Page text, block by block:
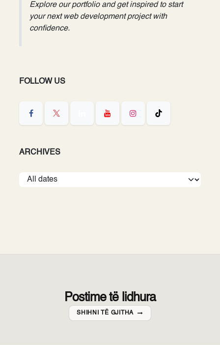
Explore our portfolio and get inspired to start
your next web development project with
confidence.
FOLLOW US
ARCHIVES
Postime të lidhura
SHIHNI TË GJITHA